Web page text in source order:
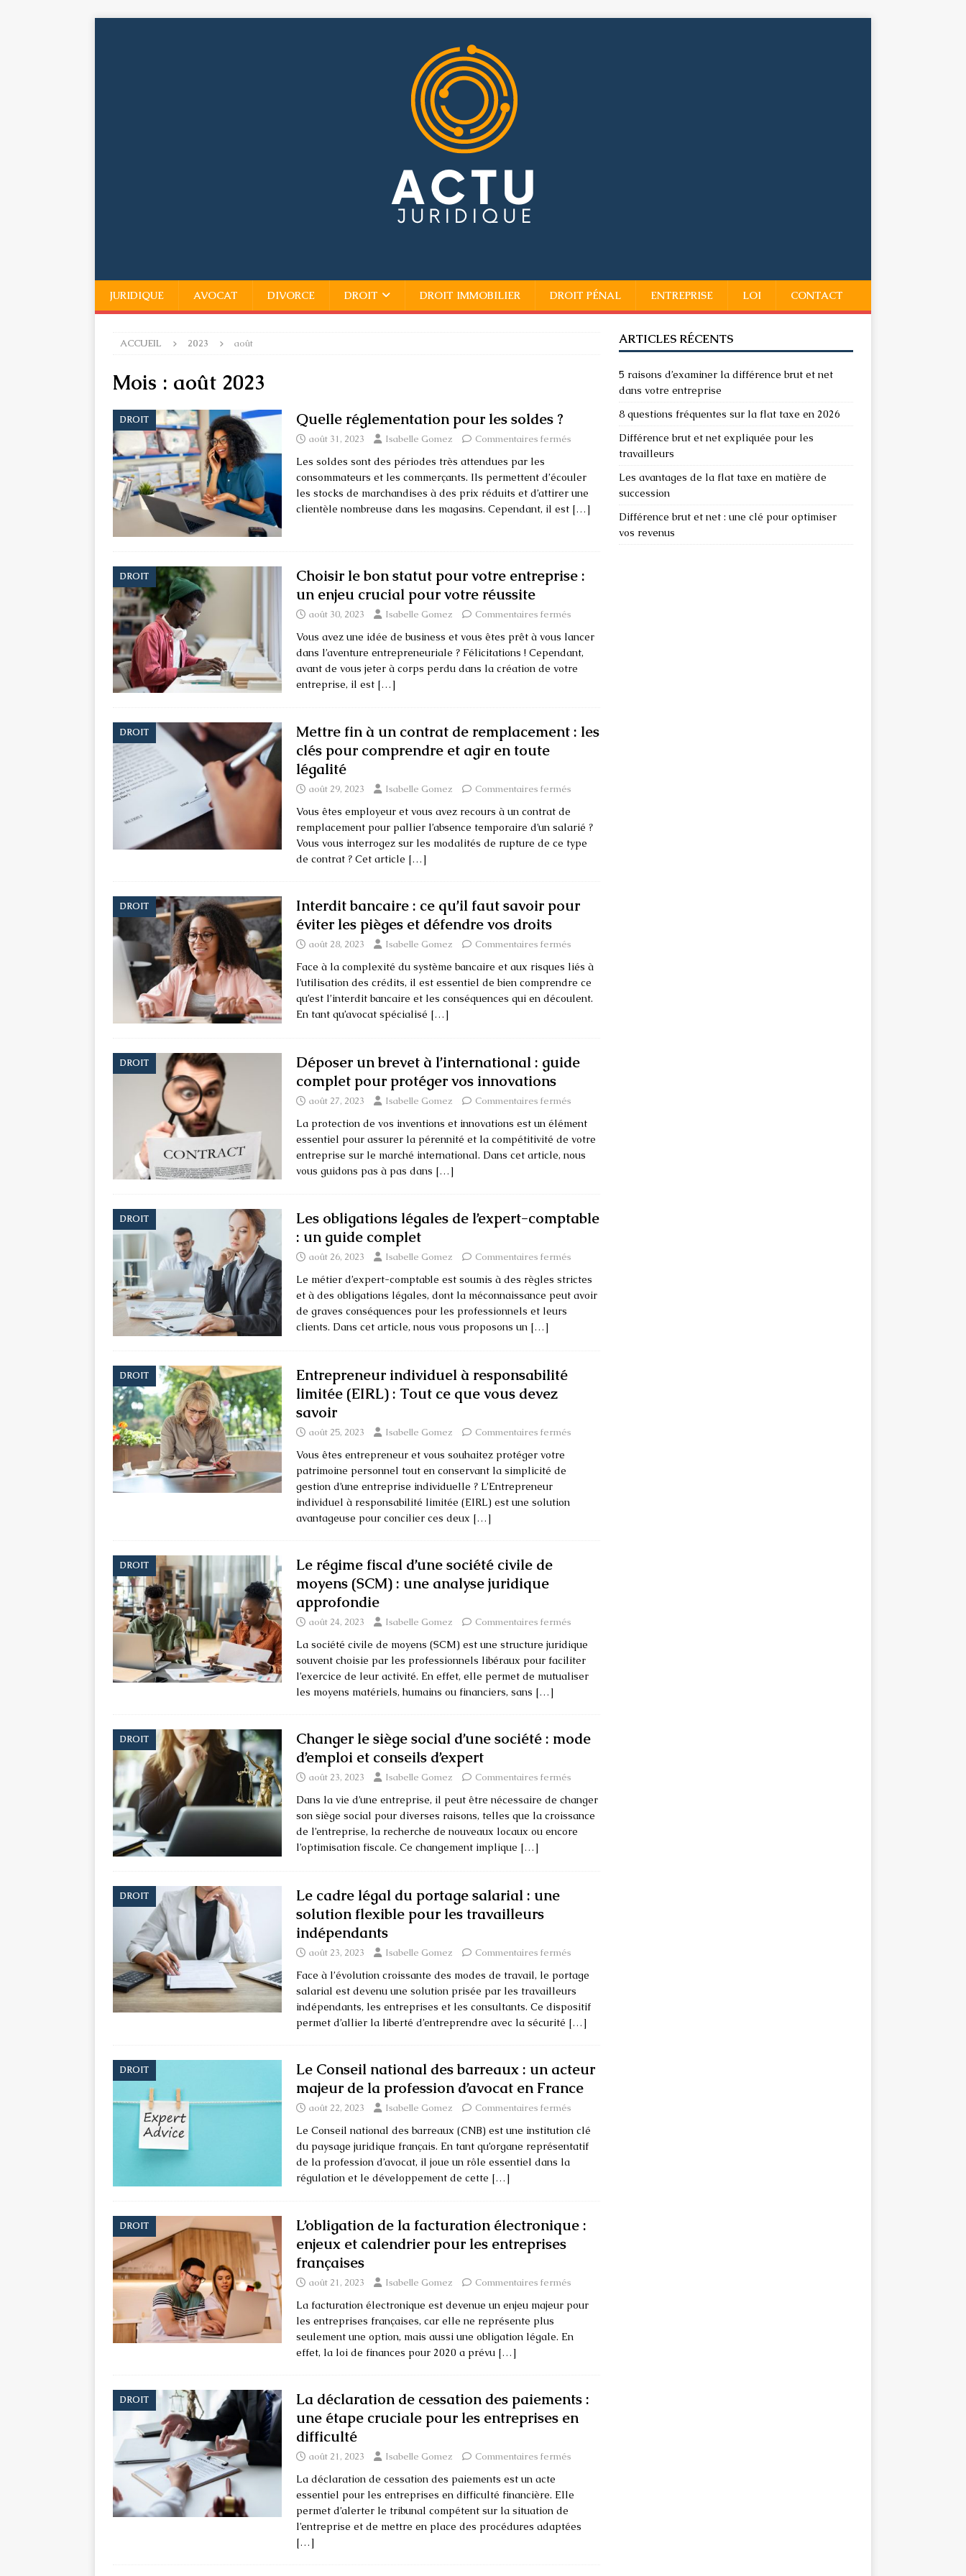
JURIDIQUE AVOCAT DIVORCE DROIT DROIT IMMOBILIER DROIT PÉNAL ENTREPRISE LOI CONTACT
ACCUEIL 2023 août
Mois : août 2023
DROIT Quelle réglementation pour les soldes ?
août 31, 2023 Isabelle Gomez Commentaires fermés
Les soldes sont des périodes très attendues par les
consommateurs et les commerçants. Ils permettent d’écouler
les stocks de marchandises à des prix réduits et d’attirer une
clientèle nombreuse dans les magasins. Cependant, il est […]
DROIT
Choisir le bon statut pour votre entreprise :
un enjeu crucial pour votre réussite
août 30, 2023 Isabelle Gomez Commentaires fermés
Vous avez une idée de business et vous êtes prêt à vous lancer
dans l’aventure entrepreneuriale ? Félicitations ! Cependant,
avant de vous jeter à corps perdu dans la création de votre
entreprise, il est […]
DROIT
Mettre fin à un contrat de remplacement : les
clés pour comprendre et agir en toute
légalité
août 29, 2023 Isabelle Gomez Commentaires fermés
Vous êtes employeur et vous avez recours à un contrat de
remplacement pour pallier l’absence temporaire d’un salarié ?
Vous vous interrogez sur les modalités de rupture de ce type
de contrat ? Cet article […]
DROIT
Interdit bancaire : ce qu’il faut savoir pour
éviter les pièges et défendre vos droits
août 28, 2023 Isabelle Gomez Commentaires fermés
Face à la complexité du système bancaire et aux risques liés à
l’utilisation des crédits, il est essentiel de bien comprendre ce
qu’est l’interdit bancaire et les conséquences qui en découlent.
En tant qu’avocat spécialisé […]
DROIT
Déposer un brevet à l’international : guide
complet pour protéger vos innovations
août 27, 2023 Isabelle Gomez Commentaires fermés
La protection de vos inventions et innovations est un élément
essentiel pour assurer la pérennité et la compétitivité de votre
entreprise sur le marché international. Dans cet article, nous
vous guidons pas à pas dans […]
DROIT
Les obligations légales de l’expert-comptable
: un guide complet
août 26, 2023 Isabelle Gomez Commentaires fermés
Le métier d’expert-comptable est soumis à des règles strictes
et à des obligations légales, dont la méconnaissance peut avoir
de graves conséquences pour les professionnels et leurs
clients. Dans cet article, nous vous proposons un […]
DROIT
Entrepreneur individuel à responsabilité
limitée (EIRL) : Tout ce que vous devez
savoir
août 25, 2023 Isabelle Gomez Commentaires fermés
Vous êtes entrepreneur et vous souhaitez protéger votre
patrimoine personnel tout en conservant la simplicité de
gestion d’une entreprise individuelle ? L’Entrepreneur
individuel à responsabilité limitée (EIRL) est une solution
avantageuse pour concilier ces deux […]
DROIT
Le régime fiscal d’une société civile de
moyens (SCM) : une analyse juridique
approfondie
août 24, 2023 Isabelle Gomez Commentaires fermés
La société civile de moyens (SCM) est une structure juridique
souvent choisie par les professionnels libéraux pour faciliter
l’exercice de leur activité. En effet, elle permet de mutualiser
les moyens matériels, humains ou financiers, sans […]
DROIT
Changer le siège social d’une société : mode
d’emploi et conseils d’expert
août 23, 2023 Isabelle Gomez Commentaires fermés
Dans la vie d’une entreprise, il peut être nécessaire de changer
son siège social pour diverses raisons, telles que la croissance
de l’entreprise, la recherche de nouveaux locaux ou encore
l’optimisation fiscale. Ce changement implique […]
DROIT
Le cadre légal du portage salarial : une
solution flexible pour les travailleurs
indépendants
août 23, 2023 Isabelle Gomez Commentaires fermés
Face à l’évolution croissante des modes de travail, le portage
salarial est devenu une solution prisée par les travailleurs
indépendants, les entreprises et les consultants. Ce dispositif
permet d’allier la liberté d’entreprendre avec la sécurité […]
DROIT
Le Conseil national des barreaux : un acteur
majeur de la profession d’avocat en France
août 22, 2023 Isabelle Gomez Commentaires fermés
Le Conseil national des barreaux (CNB) est une institution clé
du paysage juridique français. En tant qu’organe représentatif
de la profession d’avocat, il joue un rôle essentiel dans la
régulation et le développement de cette […]
DROIT
L’obligation de la facturation électronique :
enjeux et calendrier pour les entreprises
françaises
août 21, 2023 Isabelle Gomez Commentaires fermés
La facturation électronique est devenue un enjeu majeur pour
les entreprises françaises, car elle ne représente plus
seulement une option, mais aussi une obligation légale. En
effet, la loi de finances pour 2020 a prévu […]
DROIT
La déclaration de cessation des paiements :
une étape cruciale pour les entreprises en
difficulté
août 21, 2023 Isabelle Gomez Commentaires fermés
La déclaration de cessation des paiements est un acte
essentiel pour les entreprises en difficulté financière. Elle
permet d’alerter le tribunal compétent sur la situation de
l’entreprise et de mettre en place des procédures adaptées
[…]
ARTICLES RÉCENTS
5 raisons d’examiner la différence brut et net
dans votre entreprise
8 questions fréquentes sur la flat taxe en 2026
Différence brut et net expliquée pour les
travailleurs
Les avantages de la flat taxe en matière de
succession
Différence brut et net : une clé pour optimiser
vos revenus